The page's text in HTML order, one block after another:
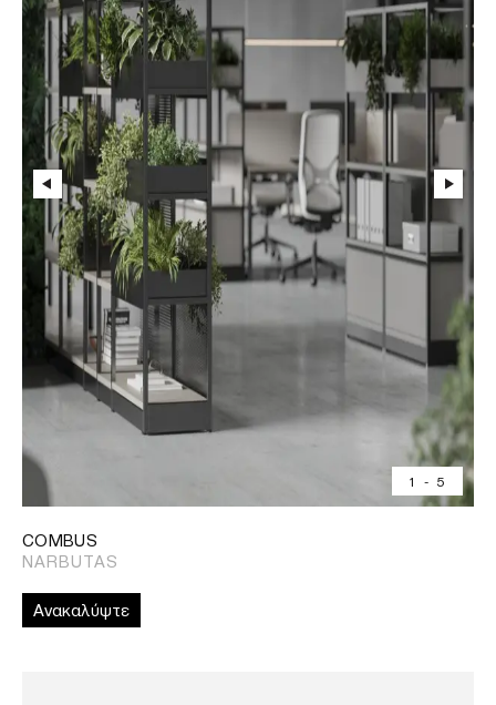
1 - 5
COMBUS
NARBUTAS
Ανακαλύψτε